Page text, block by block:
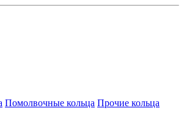
Помолвочные кольца Прочие кольца